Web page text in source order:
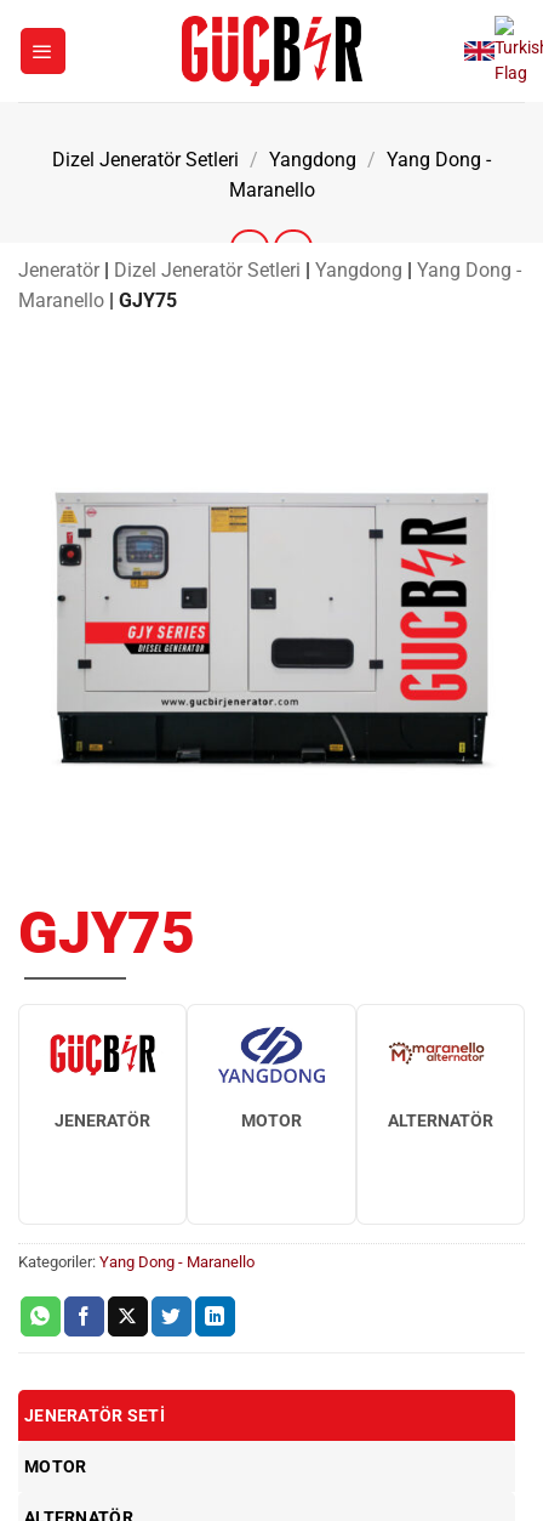
Dizel Jeneratör Setleri / Yangdong / Yang Dong -
Maranello
Jeneratör | Dizel Jeneratör Setleri | Yangdong | Yang Dong -
Maranello | GJY75
GJY75
JENERATÖR MOTOR ALTERNATÖR
Kategoriler: Yang Dong - Maranello
JENERATÖR SETI
MOTOR